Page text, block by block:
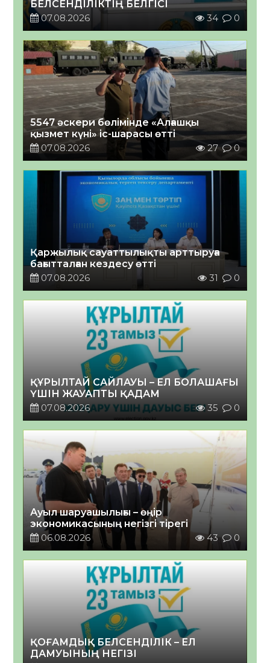
БЕЛСЕНДІЛІКТІҢ БЕЛГІСІ
07.08.2026
34 0
5547 әскери бөлімінде «Алғашқы
қызмет күні» іс-шарасы өтті
07.08.2026
27 0
Қаржылық сауаттылықты арттыруға
бағытталған кездесу өтті
07.08.2026
31 0
ҚҰРЫЛТАЙ САЙЛАУЫ – ЕЛ БОЛАШАҒЫ
ҮШІН ЖАУАПТЫ ҚАДАМ
07.08.2026
35 0
Ауыл шаруашылығы – өңір
экономикасының негізгі тірегі
06.08.2026
43 0
ҚОҒАМДЫҚ БЕЛСЕНДІЛІК – ЕЛ
ДАМУЫНЫҢ НЕГІЗІ